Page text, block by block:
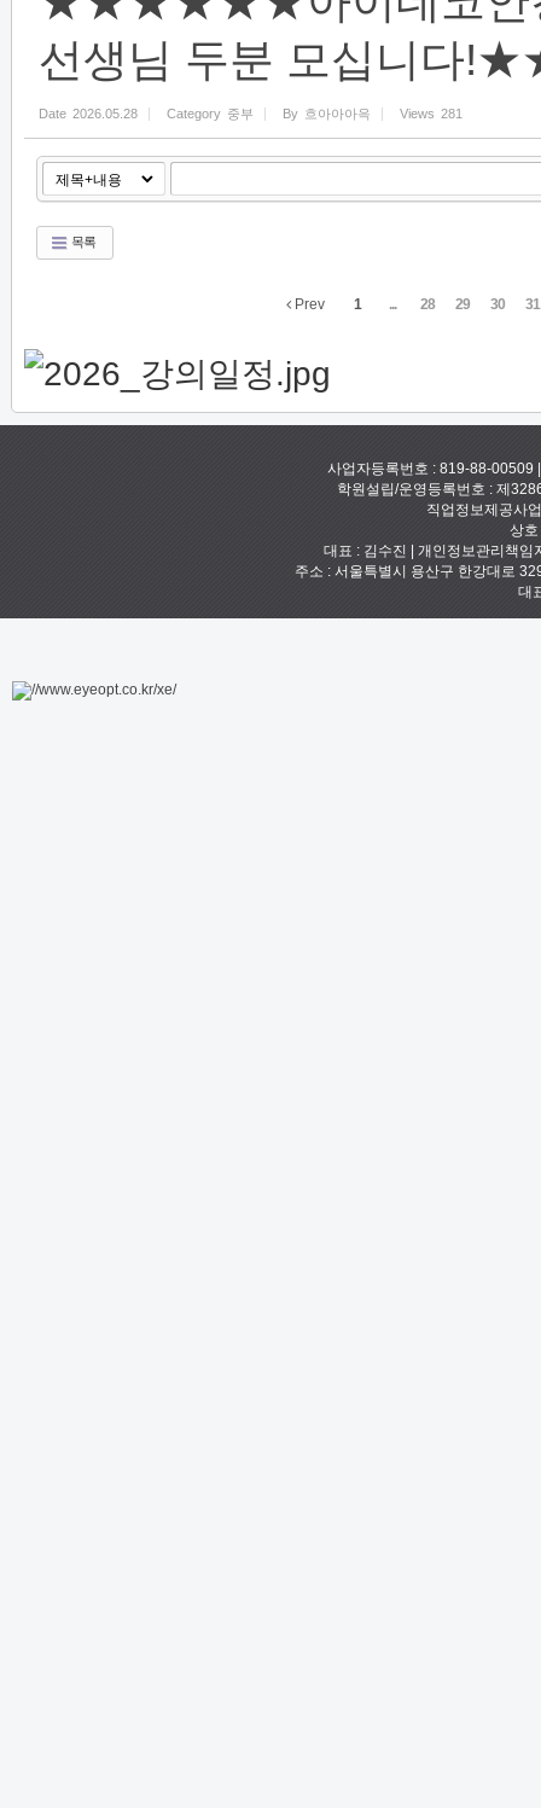
선생님 두분 모십니
Date 2026.05.28 Category 중부 By 흐아아아윽 Views 281
목록
Prev 1 ... 28 29 30 31
사업자등록번호 : 819-88-00509
학원설립/운영등록번호 : 제
직업정보제공사
상
대표 : 김수진 | 개인정보관리책
주소 : 서울특별시 용산구 한강대로
대